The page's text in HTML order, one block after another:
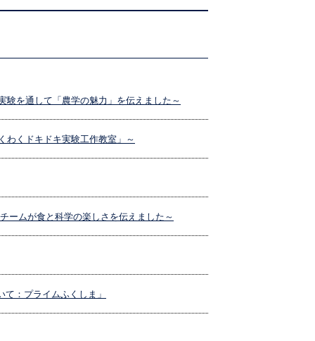
を通して「農学の魅力」を伝えました～
わくドキドキ実験工作教室」～
ームが食と科学の楽しさを伝えました～
：プライムふくしま」